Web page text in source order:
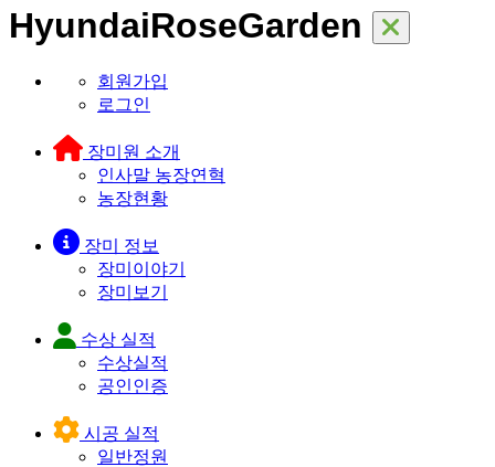
HyundaiRoseGarden
회원가입
로그인
장미원 소개
인사말 농장연혁
농장현황
장미 정보
장미이야기
장미보기
수상 실적
수상실적
공인인증
시공 실적
일반정원